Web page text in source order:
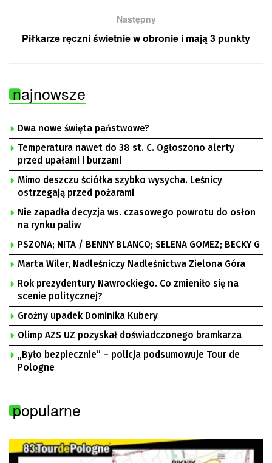
Następny
Piłkarze ręczni świetnie w obronie i mają 3 punkty
najnowsze
Dwa nowe święta państwowe?
Temperatura nawet do 38 st. C. Ogłoszono alerty
przed upałami i burzami
Mimo deszczu ściółka szybko wysycha. Leśnicy
ostrzegają przed pożarami
Nie zapadła decyzja ws. czasowego powrotu do osłon
na rynku paliw
PSZONA; NITA / BENNY BLANCO; SELENA GOMEZ; BECKY G
Marta Wiler, Nadleśniczy Nadleśnictwa Zielona Góra
Rok prezydentury Nawrockiego. Co zmieniło się na
scenie politycznej?
Groźny upadek Dominika Kubery
Olimp AZS UZ pozyskał doświadczonego bramkarza
„Było bezpiecznie” – policja podsumowuje Tour de
Pologne
popularne